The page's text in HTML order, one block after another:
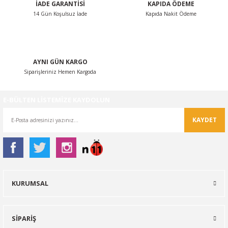
İADE GARANTİSİ
14 Gün Koşulsuz İade
KAPIDA ÖDEME
Kapıda Nakit Ödeme
AYNI GÜN KARGO
Siparişleriniz Hemen Kargoda
KAYDET
KURUMSAL
SİPARİŞ